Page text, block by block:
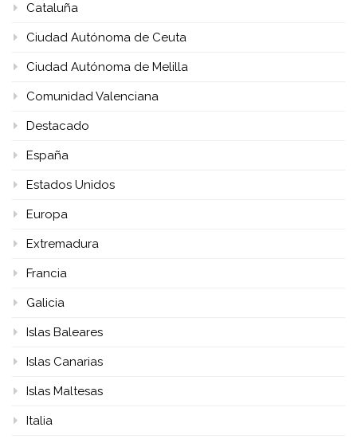
Cataluña
Ciudad Autónoma de Ceuta
Ciudad Autónoma de Melilla
Comunidad Valenciana
Destacado
España
Estados Unidos
Europa
Extremadura
Francia
Galicia
Islas Baleares
Islas Canarias
Islas Maltesas
Italia